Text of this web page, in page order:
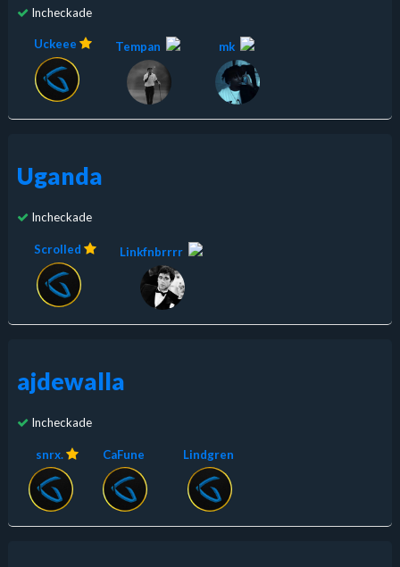
Incheckade
Uckeee Tempan mk
Uganda
Incheckade
Scrolled Linkfnbrrrr
ajdewalla
Incheckade
snrx. CaFune Lindgren